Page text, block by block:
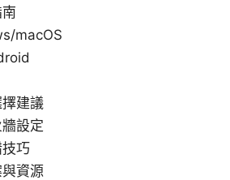
macOS
建議
設定
巧
資源